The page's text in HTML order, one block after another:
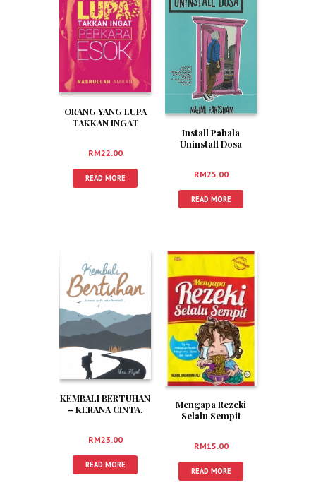
ORANG YANG LUPA
TAKKAN INGAT
RM22.00
READ MORE
Install Pahala
Uninstall Dosa
RM25.00
READ MORE
KEMBALI BERTUHAN
– KERANA CINTA,
RM23.00
READ MORE
Mengapa Rezeki
Selalu Sempit
RM15.00
READ MORE